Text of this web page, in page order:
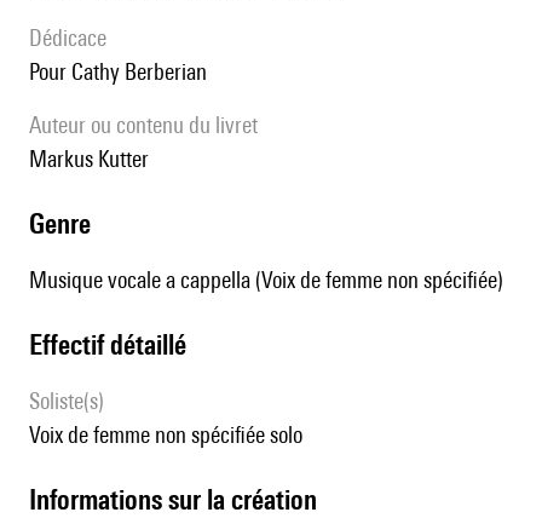
Dédicace
pour Cathy Berberian
Auteur ou contenu du livret
Markus Kutter
genre
Musique vocale a cappella (Voix de femme non spécifiée)
effectif détaillé
Soliste(s)
voix de femme non spécifiée solo
informations sur la création